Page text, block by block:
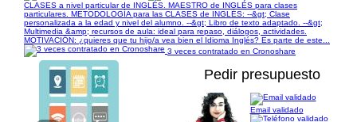
CLASES a nivel particular de INGLÉS. MAESTRO de INGLÉS para clases
particulares. METODOLOGÍA para las CLASES de INGLÉS: --&gt; Clase
personalizada a la edad y nivel del alumno. --&gt; Libro de texto adaptado. --&gt;
Multimedia &amp; recursos de aula: ideal para repaso, diálogos, actividades.
MOTIVACIÓN: ¿quieres que tu hijo/a vea bien el Idioma Inglés? Es parte de este...
3 veces contratado en Cronoshare
Pedir presupuesto
Email validado